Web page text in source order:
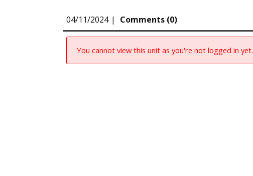
04/11/2024 Comments (0)
You cannot view this unit as you're not logged in yet.